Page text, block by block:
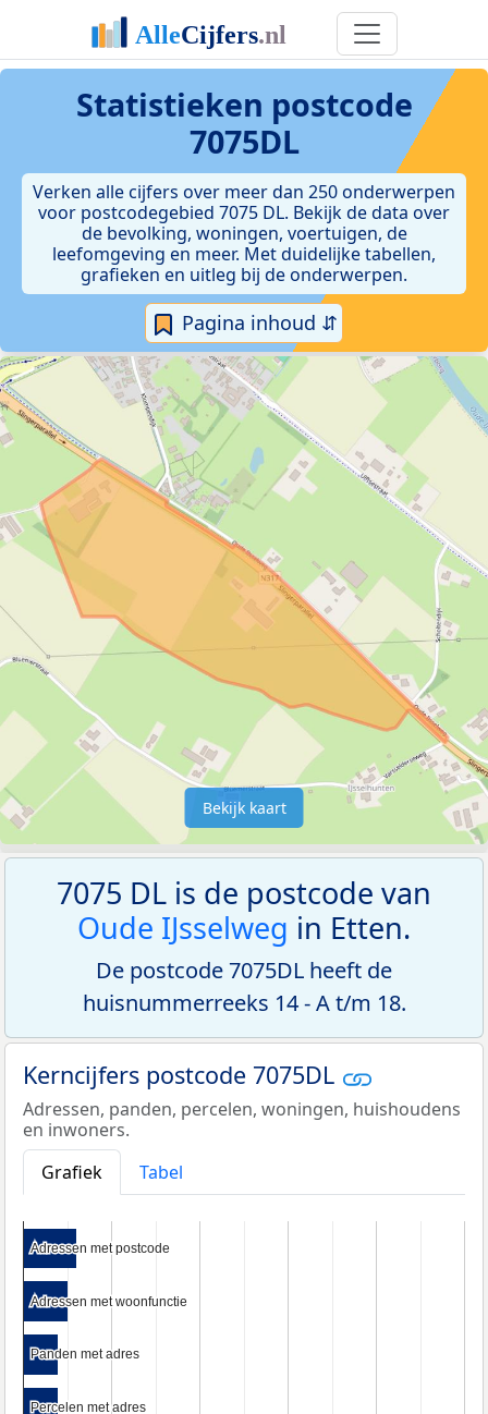
Statistieken postcode
7075DL
Verken alle cijfers over meer dan 250 onderwerpen
voor postcodegebied 7075 DL. Bekijk de data over
de bevolking, woningen, voertuigen, de
leefomgeving en meer. Met duidelijke tabellen,
grafieken en uitleg bij de onderwerpen.
Pagina inhoud ⇵
Bekijk kaart
7075 DL is de postcode van
Oude IJsselweg in Etten.
De postcode 7075DL heeft de
huisnummerreeks 14 - A t/m 18.
Kerncijfers postcode 7075DL
Adressen, panden, percelen, woningen, huishoudens
en inwoners.
Grafiek
Tabel
Adressen met postcode
Adressen met postcode
Adressen met woonfunctie
Adressen met woonfunctie
Panden met adres
Panden met adres
Percelen met adres
Percelen met adres